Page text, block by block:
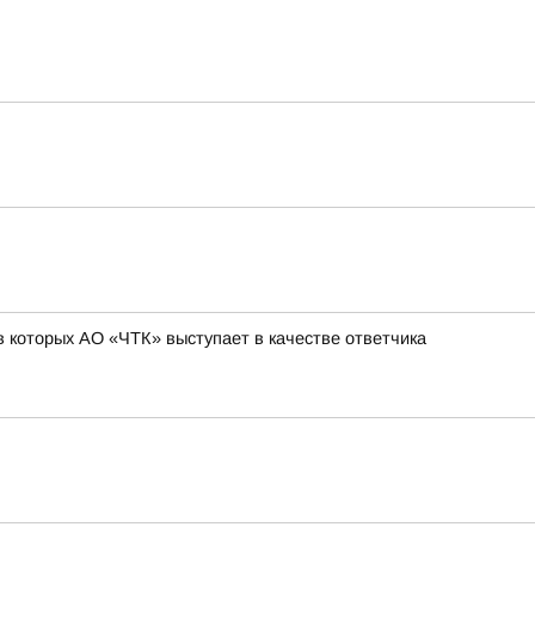
АО «ЧТК» выступает в качестве ответчика